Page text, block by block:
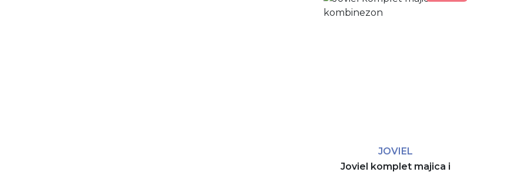
JOVIEL
Joviel komplet majica i